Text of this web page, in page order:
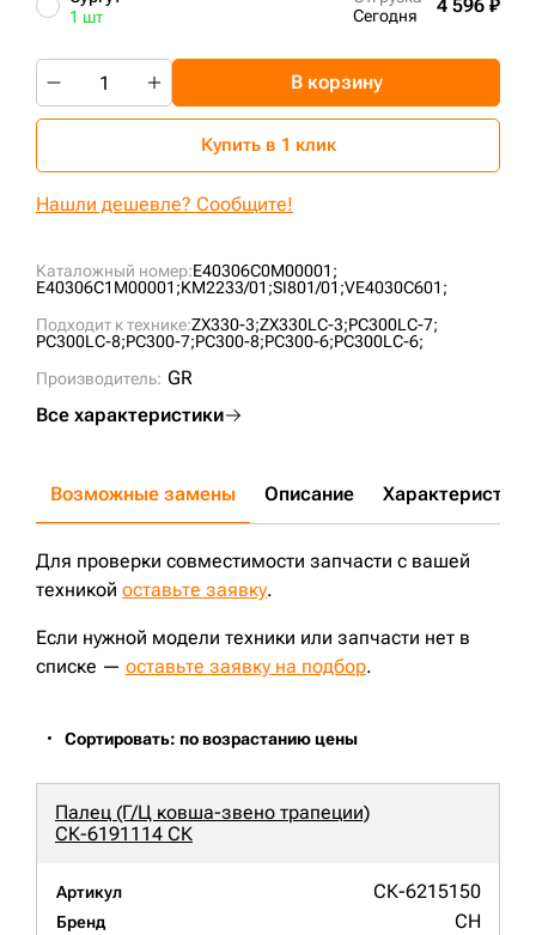
Каталожный номер:E40306C0M00001;
E40306C1M00001;KM2233/01;SI801/01;VE4030C601;
Подходит к технике:ZX330-3;ZX330LC-3;PC300LC-7;
PC300LC-8;PC300-7;PC300-8;PC300-6;PC300LC-6;
Производитель: GR
Все характеристики
1 шт
Сегодня
4 596 ₽
В корзину
Купить в 1 клик
Нашли дешевле? Сообщите!
Возможные замены Описание Характеристики
Для проверки совместимости запчасти с вашей
техникой оставьте заявку.
Если нужной модели техники или запчасти нет в
списке — оставьте заявку на подбор.
Сортировать: по возрастанию цены
Палец (Г/Ц ковша-звено трапеции)
СК-6191114 СК
Артикул СК-6215150
Бренд CH